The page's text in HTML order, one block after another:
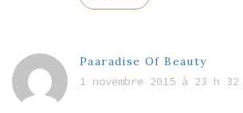
Paaradise Of Beauty
1 novembre 2015 à 23 h 32